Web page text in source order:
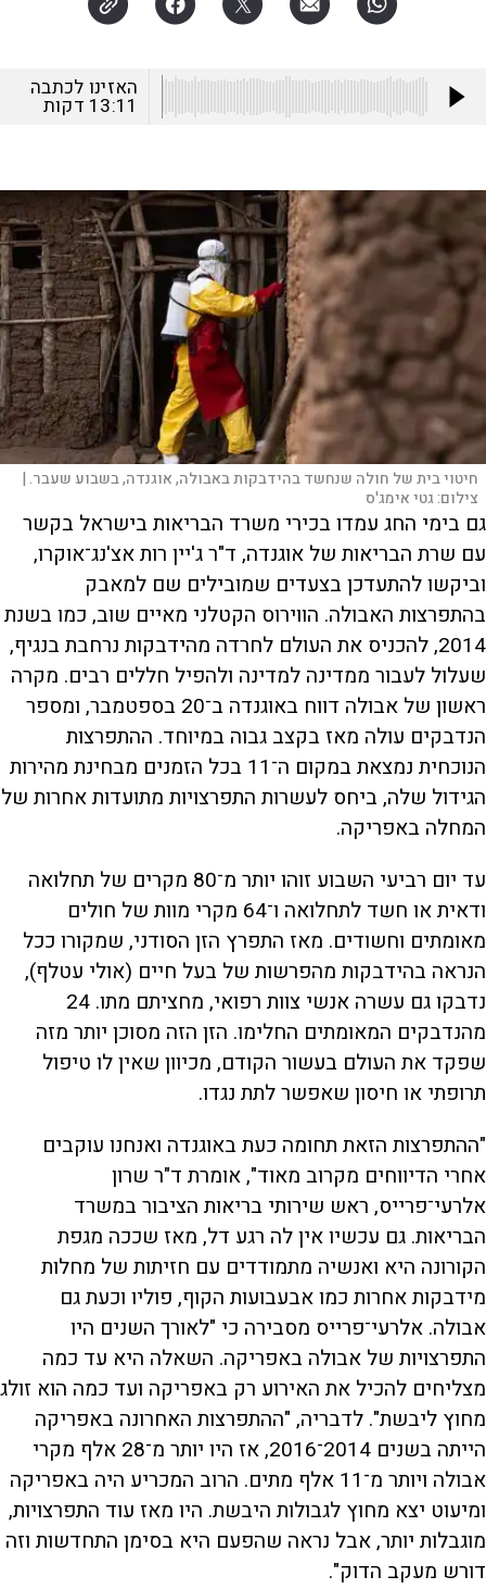
האזינו לכתבה
13:11 דקות
חיטוי בית של חולה שנחשד בהידבקות באבולה, אוגנדה, בשבוע שעבר. |
צילום:גטי אימג'ס
גם בימי החג עמדו בכירי משרד הבריאות בישראל בקשר
עם שרת הבריאות של אוגנדה, ד"ר ג'יין רות אצ'נג־אוקרו,
וביקשו להתעדכן בצעדים שמובילים שם למאבק
בהתפרצות האבולה. הווירוס הקטלני מאיים שוב, כמו בשנת
2014, להכניס את העולם לחרדה מהידבקות נרחבת בנגיף,
שעלול לעבור ממדינה למדינה ולהפיל חללים רבים. מקרה
ראשון של אבולה דווח באוגנדה ב־20 בספטמבר, ומספר
הנדבקים עולה מאז בקצב גבוה במיוחד. ההתפרצות
הנוכחית נמצאת במקום ה־11 בכל הזמנים מבחינת מהירות
הגידול שלה, ביחס לעשרות התפרצויות מתועדות אחרות של
המחלה באפריקה.
עד יום רביעי השבוע זוהו יותר מ־80 מקרים של תחלואה
ודאית או חשד לתחלואה ו־64 מקרי מוות של חולים
מאומתים וחשודים. מאז התפרץ הזן הסודני, שמקורו ככל
הנראה בהידבקות מהפרשות של בעל חיים (אולי עטלף),
נדבקו גם עשרה אנשי צוות רפואי, מחציתם מתו. 24
מהנדבקים המאומתים החלימו. הזן הזה מסוכן יותר מזה
שפקד את העולם בעשור הקודם, מכיוון שאין לו טיפול
תרופתי או חיסון שאפשר לתת נגדו.
"ההתפרצות הזאת תחומה כעת באוגנדה ואנחנו עוקבים
אחרי הדיווחים מקרוב מאוד", אומרת ד"ר שרון
אלרעי־פרייס, ראש שירותי בריאות הציבור במשרד
הבריאות. גם עכשיו אין לה רגע דל, מאז שככה מגפת
הקורונה היא ואנשיה מתמודדים עם חזיתות של מחלות
מידבקות אחרות כמו אבעבועות הקוף, פוליו וכעת גם
אבולה. אלרעי־פרייס מסבירה כי "לאורך השנים היו
התפרצויות של אבולה באפריקה. השאלה היא עד כמה
מצליחים להכיל את האירוע רק באפריקה ועד כמה הוא זולג
מחוץ ליבשת". לדבריה, "ההתפרצות האחרונה באפריקה
הייתה בשנים 2014־2016, אז היו יותר מ־28 אלף מקרי
אבולה ויותר מ־11 אלף מתים. הרוב המכריע היה באפריקה
ומיעוט יצא מחוץ לגבולות היבשת. היו מאז עוד התפרצויות,
מוגבלות יותר, אבל נראה שהפעם היא בסימן התחדשות וזה
דורש מעקב הדוק".